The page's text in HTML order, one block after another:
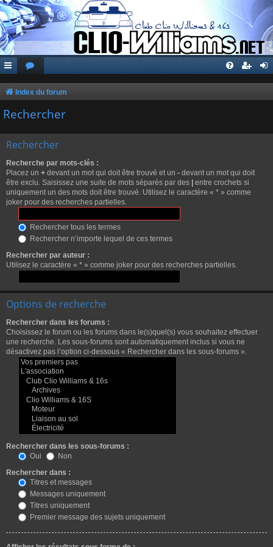
Index du forum
Rechercher
Rechercher
Recherche par mots-clés :
Placez un + devant un mot qui doit être trouvé et un - devant un mot qui doit
être exclu. Saisissez une suite de mots séparés par des | entre crochets si
uniquement un des mots doit être trouvé. Utilisez le caractère « * » comme
joker pour des recherches partielles.
Rechercher tous les termes
Rechercher n’importe lequel de ces termes
Rechercher par auteur :
Utilisez le caractère « * » comme joker pour des recherches partielles.
Options de recherche
Rechercher dans les forums :
Choisissez le forum ou les forums dans le(s)quel(s) vous souhaitez effectuer
une recherche. Les sous-forums sont automatiquement inclus si vous ne
désactivez pas l’option ci-dessous « Rechercher dans les sous-forums ».
Rechercher dans les sous-forums :
Oui
Non
Rechercher dans :
Titres et messages
Messages uniquement
Titres uniquement
Premier message des sujets uniquement